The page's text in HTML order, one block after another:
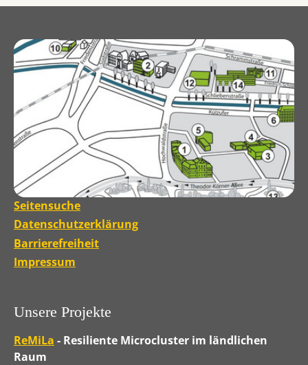
Seitensuche
Datenschutzerklärung
Barrierefreiheit
Impressum
Unsere Projekte
ReMiLa - Resiliente Microcluster im ländlichen
Raum